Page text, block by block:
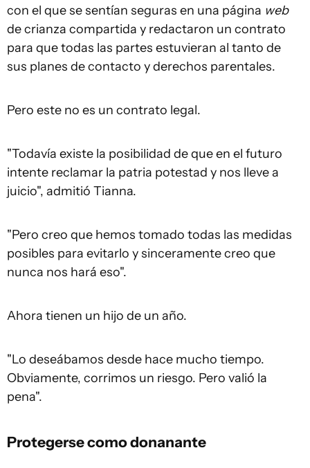
con el que se sentían seguras en una página web
de crianza compartida y redactaron un contrato
para que todas las partes estuvieran al tanto de
sus planes de contacto y derechos parentales.
Pero este no es un contrato legal.
"Todavía existe la posibilidad de que en el futuro
intente reclamar la patria potestad y nos lleve a
juicio", admitió Tianna.
"Pero creo que hemos tomado todas las medidas
posibles para evitarlo y sinceramente creo que
nunca nos hará eso".
Ahora tienen un hijo de un año.
"Lo deseábamos desde hace mucho tiempo.
Obviamente, corrimos un riesgo. Pero valió la
pena".
Protegerse como donanante